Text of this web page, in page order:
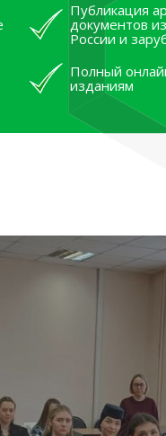
Публикация
документов
России и
Полный
изданиям
рассказали об